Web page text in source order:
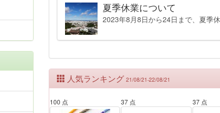
夏季休業について
2023年8月8日から24日まで、夏季
人気ランキング 21/08/21-22/08/21
100 点 37 点 37 点